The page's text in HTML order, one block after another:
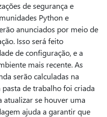
de segurança e
Python e
anunciados por meio de
Isso será feito
de configuração, e a
mais recente. As
serão calculadas na
de trabalho foi criada
atualizar se houver uma
ajuda a garantir que